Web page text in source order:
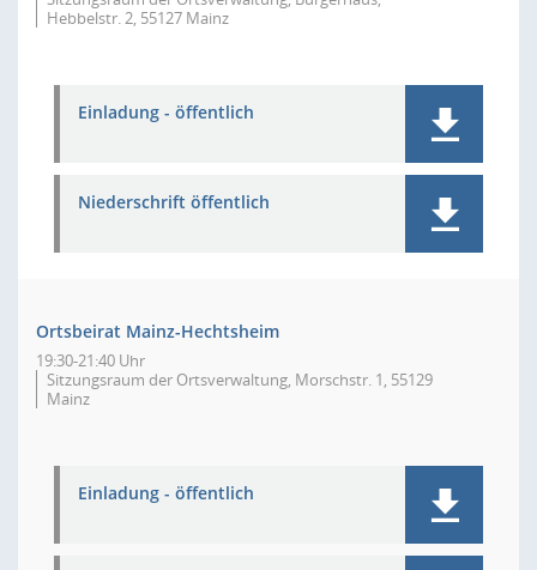
Hebbelstr. 2, 55127 Mainz
Einladung - öffentlich
Niederschrift öffentlich
Ortsbeirat Mainz-Hechtsheim
19:30-21:40 Uhr
Sitzungsraum der Ortsverwaltung, Morschstr. 1, 55129
Mainz
Einladung - öffentlich